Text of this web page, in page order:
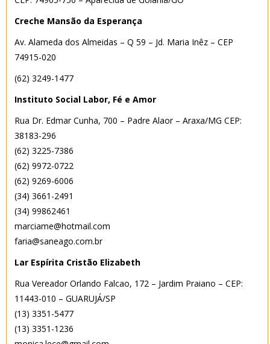
Creche Mansão da Esperança
Av. Alameda dos Almeidas – Q 59 – Jd. Maria Inêz – CEP
74915-020
(62) 3249-1477
Instituto Social Labor, Fé e Amor
Rua Dr. Edmar Cunha, 700 – Padre Alaor – Araxa/MG CEP:
38183-296
(62) 3225-7386
(62) 9972-0722
(62) 9269-6006
(34) 3661-2491
(34) 99862461
marciame@hotmail.com
faria@saneago.com.br
Lar Espírita Cristão Elizabeth
Rua Vereador Orlando Falcao, 172 – Jardim Praiano – CEP:
11443-010 – GUARUJÁ/SP
(13) 3351-5477
(13) 3351-1236